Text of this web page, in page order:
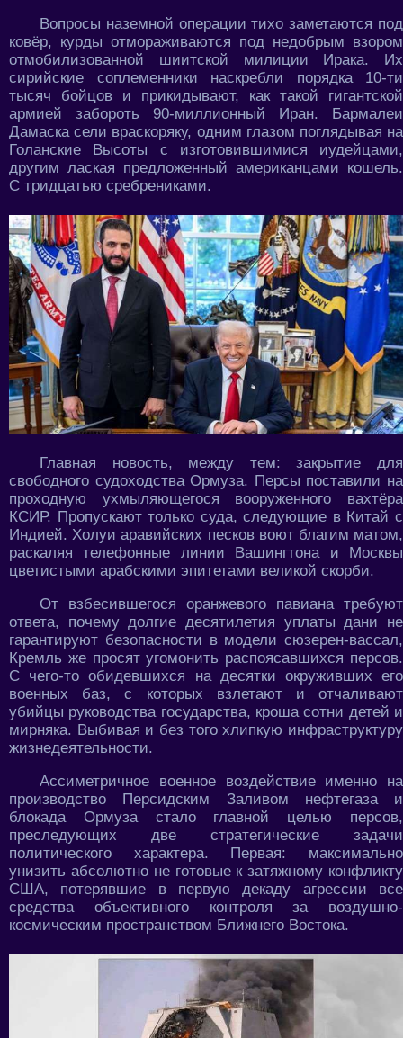
Вопросы наземной операции тихо заметаются под
ковёр, курды отмораживаются под недобрым взором
отмобилизованной шиитской милиции Ирака. Их
сирийские соплеменники наскребли порядка 10-ти
тысяч бойцов и прикидывают, как такой гигантской
армией забороть 90-миллионный Иран. Бармалеи
Дамаска сели враскоряку, одним глазом поглядывая на
Голанские Высоты с изготовившимися иудейцами,
другим лаская предложенный американцами кошель.
С тридцатью сребрениками.
Главная новость, между тем: закрытие для
свободного судоходства Ормуза. Персы поставили на
проходную ухмыляющегося вооруженного вахтёра
КСИР. Пропускают только суда, следующие в Китай с
Индией. Холуи аравийских песков воют благим матом,
раскаляя телефонные линии Вашингтона и Москвы
цветистыми арабскими эпитетами великой скорби.
От взбесившегося оранжевого павиана требуют
ответа, почему долгие десятилетия уплаты дани не
гарантируют безопасности в модели сюзерен-вассал,
Кремль же просят угомонить распоясавшихся персов.
С чего-то обидевшихся на десятки окруживших его
военных баз, с которых взлетают и отчаливают
убийцы руководства государства, кроша сотни детей и
мирняка. Выбивая и без того хлипкую инфраструктуру
жизнедеятельности.
Ассиметричное военное воздействие именно на
производство Персидским Заливом нефтегаза и
блокада Ормуза стало главной целью персов,
преследующих две стратегические задачи
политического характера. Первая: максимально
унизить абсолютно не готовые к затяжному конфликту
США, потерявшие в первую декаду агрессии все
средства объективного контроля за воздушно-
космическим пространством Ближнего Востока.